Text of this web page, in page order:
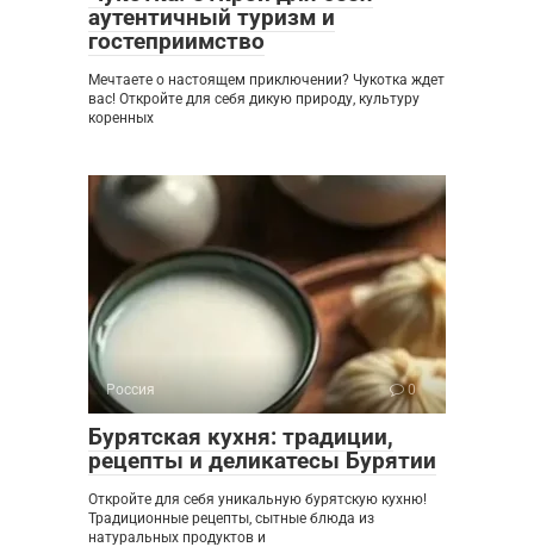
аутентичный туризм и
гостеприимство
Мечтаете о настоящем приключении? Чукотка ждет
вас! Откройте для себя дикую природу, культуру
коренных
Россия 0
Бурятская кухня: традиции,
рецепты и деликатесы Бурятии
Откройте для себя уникальную бурятскую кухню!
Традиционные рецепты, сытные блюда из
натуральных продуктов и